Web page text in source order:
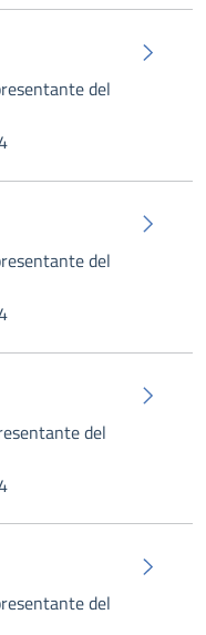
del
del
del
del